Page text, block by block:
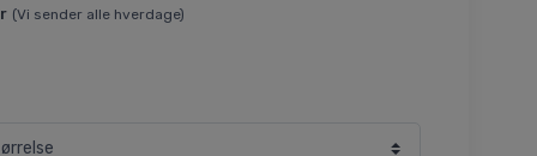
(Vi sender alle hverdage)